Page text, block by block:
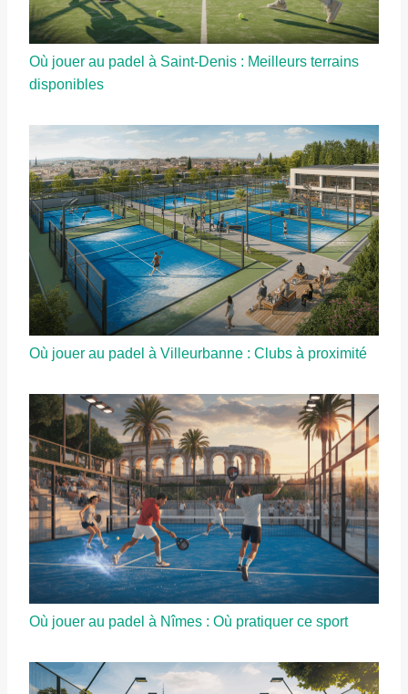
Où jouer au padel à Saint-Denis : Meilleurs terrains
disponibles
Où jouer au padel à Villeurbanne : Clubs à proximité
Où jouer au padel à Nîmes : Où pratiquer ce sport